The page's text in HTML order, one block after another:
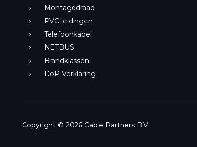
Montagedraad
PVC leidingen
Telefoonkabel
NETBUS
Brandklassen
DoP Verklaring
Copyright © 2026 Cable Partners B.V.